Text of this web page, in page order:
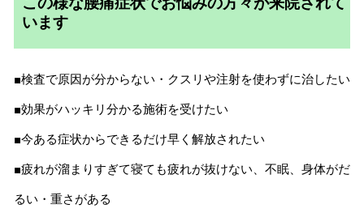
います
■検査で原因が分からない・クスリや注射を使わずに治したい
■効果がハッキリ分かる施術を受けたい
■今ある症状からできるだけ早く解放されたい
■疲れが溜まりすぎて寝ても疲れが抜けない、不眠、身体がだ
るい・重さがある